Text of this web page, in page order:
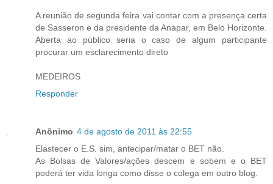
A reunião de segunda feira vai contar com a presença certa
de Sasseron e da presidente da Anapar, em Belo Horizonte.
Aberta ao público seria o caso de algum participante
procurar um esclarecimento direto
MEDEIROS
Responder
Anônimo 4 de agosto de 2011 às 22:55
Elastecer o E.S. sim, antecipar/matar o BET não.
As Bolsas de Valores/ações descem e sobem e o BET
poderá ter vida longa como disse o colega em outro blog.